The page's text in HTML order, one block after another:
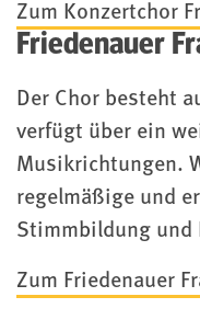
Zum Konzertchor
Friedenauer
Der Chor besteht
verfügt über ein
Musikrichtungen.
regelmäßige und
Stimmbildung und
Zum Friedenauer